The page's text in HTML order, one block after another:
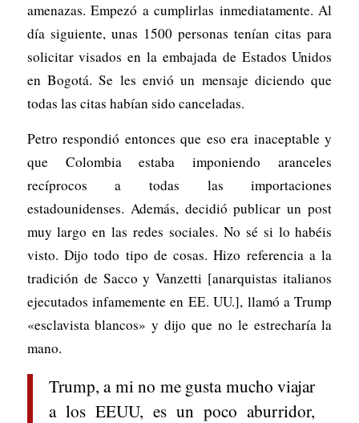
amenazas. Empezó a cumplirlas inmediatamente. Al
día siguiente, unas 1500 personas tenían citas para
solicitar visados en la embajada de Estados Unidos
en Bogotá. Se les envió un mensaje diciendo que
todas las citas habían sido canceladas.
Petro respondió entonces que eso era inaceptable y
que Colombia estaba imponiendo aranceles
recíprocos a todas las importaciones
estadounidenses. Además, decidió publicar un post
muy largo en las redes sociales. No sé si lo habéis
visto. Dijo todo tipo de cosas. Hizo referencia a la
tradición de Sacco y Vanzetti [anarquistas italianos
ejecutados infamemente en EE. UU.], llamó a Trump
«esclavista blancos» y dijo que no le estrecharía la
mano.
Trump, a mi no me gusta mucho viajar
a los EEUU, es un poco aburridor,